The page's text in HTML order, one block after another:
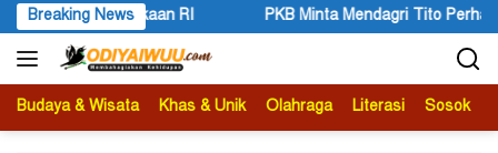
Langsung
ke
konten
Breaking News
Tito Perhatikan Keaktifan Ismail Asso sebagai Anggota
Budaya & Wisata Khas & Unik Olahraga Literasi Sosok